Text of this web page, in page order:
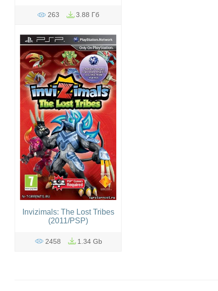
263 3.88 Гб
Invizimals: The Lost Tribes
(2011/PSP)
2458 1.34 Gb